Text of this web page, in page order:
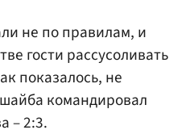
не по правилам, и
гости рассусоливать
показалось, не
командировал
– 2:3.